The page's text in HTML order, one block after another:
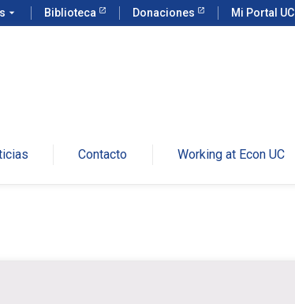
arrow_drop_down Biblioteca Donaciones Mi Portal UC
Contacto Working at Econ UC